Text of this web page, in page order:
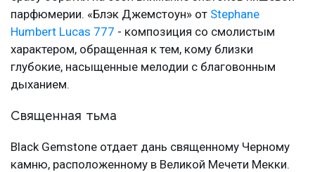
парфюмерии. «Блэк Джемстоун» от Stephane
Humbert Lucas 777 - композиция со смолистым
характером, обращенная к тем, кому близки
глубокие, насыщенные мелодии с благовонным
дыханием.
Священная тьма
Black Gemstone отдает дань священному Черному
камню, расположенному в Великой Мечети Мекки.